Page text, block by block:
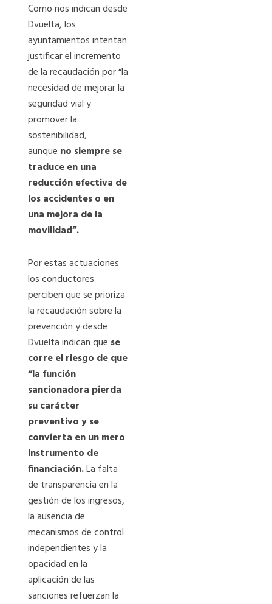
Como nos indican desde
Dvuelta, los
ayuntamientos intentan
justificar el incremento
de la recaudación por “la
necesidad de mejorar la
seguridad vial y
promover la
sostenibilidad,
aunque no siempre se
traduce en una
reducción efectiva de
los accidentes o en
una mejora de la
movilidad”.
Por estas actuaciones
los conductores
perciben que se prioriza
la recaudación sobre la
prevención y desde
Dvuelta indican que se
corre el riesgo de que
“la función
sancionadora pierda
su carácter
preventivo y se
convierta en un mero
instrumento de
financiación.La falta
de transparencia en la
gestión de los ingresos,
la ausencia de
mecanismos de control
independientes y la
opacidad en la
aplicación de las
sanciones refuerzan la